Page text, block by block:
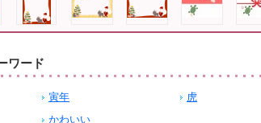
ワード
寅年 虎
かわいい